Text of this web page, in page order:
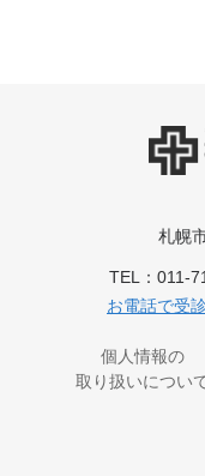
札幌
TEL： 011-
お電話で受
個人情報の
取り扱いについ